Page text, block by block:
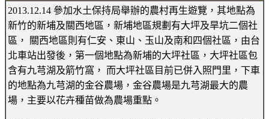
2013.12.14 參加水土保持局舉辦的農村再生遊覽，其地點為
新竹的新埔及關西地區，新埔地區規劃有大坪及旱坑二個社
區， 關西地區則有仁安、東山、玉山及南和四個社區，由台
北車站出發後，第一個地點為新埔的大坪社區，大坪社區包
含有九芎湖及箭竹窩， 而大坪社區目前已併入照門里，下車
的地點為九芎湖的金谷農場，金谷農場是九芎湖最大的農
場，主要以花卉種苗做為農場重點。